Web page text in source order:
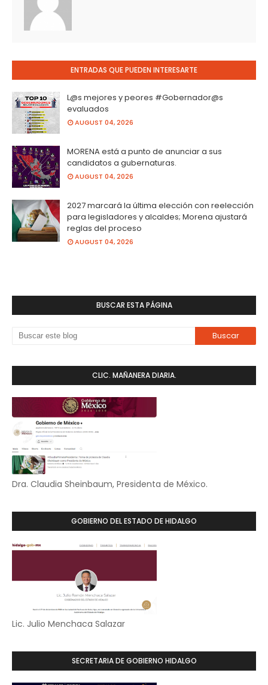
ENTRADAS QUE PUEDEN INTERESARTE
L@s mejores y peores #Gobernador@s
evaluados
AUGUST 04, 2026
MORENA está a punto de anunciar a sus
candidatos a gubernaturas.
AUGUST 04, 2026
2027 marcará la última elección con reelección
para legisladores y alcaldes; Morena ajustará
reglas del proceso
AUGUST 04, 2026
BUSCAR ESTA PÁGINA
CLIC. MAÑANERA DIARIA.
Dra. Claudia Sheinbaum, Presidenta de México.
GOBIERNO DEL ESTADO DE HIDALGO
Lic. Julio Menchaca Salazar
SECRETARIA DE GOBIERNO HIDALGO